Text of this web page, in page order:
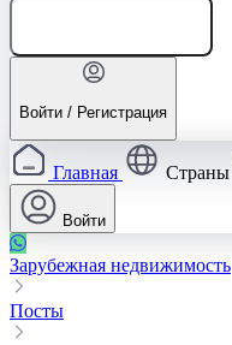
Войти / Регистрация
Главная Страны
Войти
Зарубежная недвижимость
Посты